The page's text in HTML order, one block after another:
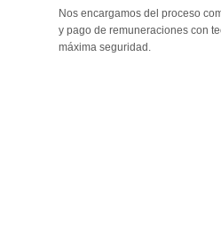
Nos encargamos del proceso
y pago de remuneraciones con
máxima seguridad.